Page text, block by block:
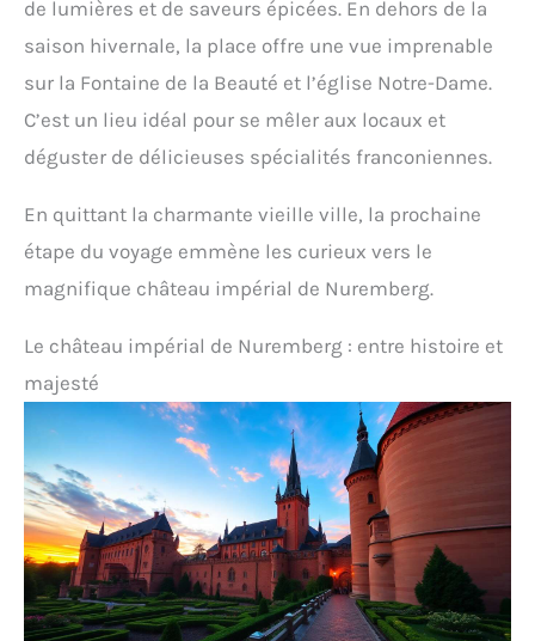
de lumières et de saveurs épicées. En dehors de la
saison hivernale, la place offre une vue imprenable
sur la Fontaine de la Beauté et l’église Notre-Dame.
C’est un lieu idéal pour se mêler aux locaux et
déguster de délicieuses spécialités franconiennes.
En quittant la charmante vieille ville, la prochaine
étape du voyage emmène les curieux vers le
magnifique château impérial de Nuremberg.
Le château impérial de Nuremberg : entre histoire et
majesté